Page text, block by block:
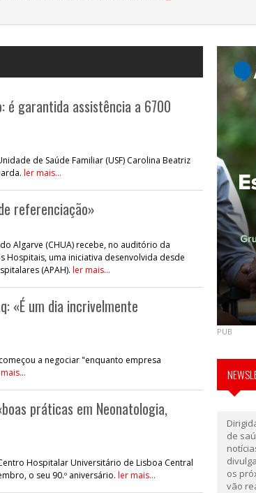
é garantida assistência a 6700
de Saúde Familiar (USF) Carolina Beatriz
ler mais...
referenciação»
Algarve (CHUA) recebe, no auditório da
Hospitais, uma iniciativa desenvolvida desde
(APAH). ler mais...
«É um dia incrivelmente
a negociar "enquanto empresa
práticas em Neonatologia,
Hospitalar Universitário de Lisboa Central
o seu 90.º aniversário. ler mais...
PUB
de
os
vão